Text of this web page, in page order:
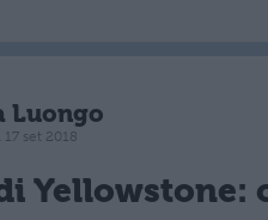
Luongo
set 2018
Yellowstone: